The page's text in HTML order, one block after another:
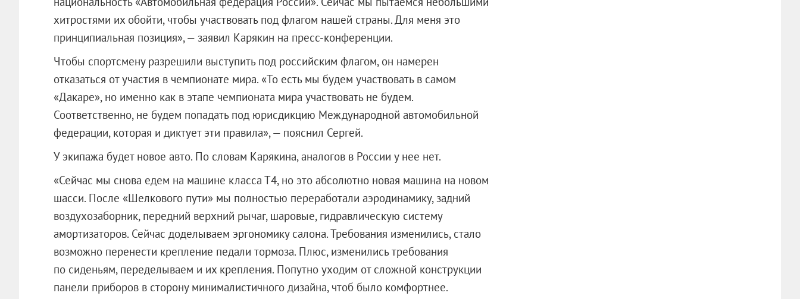
хитростями их обойти, чтобы участвовать под флагом нашей страны. Для меня это
принципиальная позиция», — заявил Карякин на пресс-конференции.
Чтобы спортсмену разрешили выступить под российским флагом, он намерен
отказаться от участия в чемпионате мира. «То есть мы будем участвовать в самом
«Дакаре», но именно как в этапе чемпионата мира участвовать не будем.
Соответственно, не будем попадать под юрисдикцию Международной автомобильной
федерации, которая и диктует эти правила», — пояснил Сергей.
У экипажа будет новое авто. По словам Карякина, аналогов в России у нее нет.
«Сейчас мы снова едем на машине класса Т4, но это абсолютно новая машина на новом
шасси. После «Шелкового пути» мы полностью переработали аэродинамику, задний
воздухозаборник, передний верхний рычаг, шаровые, гидравлическую систему
амортизаторов. Сейчас доделываем эргономику салона. Требования изменились, стало
возможно перенести крепление педали тормоза. Плюс, изменились требования
по сиденьям, переделываем и их крепления. Попутно уходим от сложной конструкции
панели приборов в сторону минималистичного дизайна, чтоб было комфортнее.